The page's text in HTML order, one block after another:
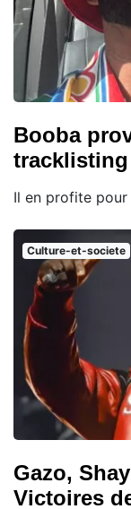
Booba
Il en profite pour
Culture-et-societe
Gazo,
Victoires